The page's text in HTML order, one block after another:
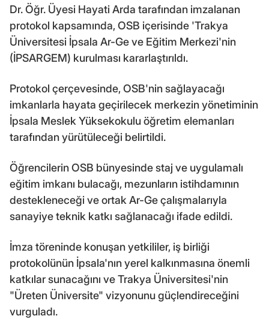
Dr. Öğr. Üyesi Hayati Arda tarafından imzalanan
protokol kapsamında, OSB içerisinde 'Trakya
Üniversitesi İpsala Ar-Ge ve Eğitim Merkezi'nin
(İPSARGEM) kurulması kararlaştırıldı.
Protokol çerçevesinde, OSB'nin sağlayacağı
imkanlarla hayata geçirilecek merkezin yönetiminin
İpsala Meslek Yüksekokulu öğretim elemanları
tarafından yürütüleceği belirtildi.
Öğrencilerin OSB bünyesinde staj ve uygulamalı
eğitim imkanı bulacağı, mezunların istihdamının
destekleneceği ve ortak Ar-Ge çalışmalarıyla
sanayiye teknik katkı sağlanacağı ifade edildi.
İmza töreninde konuşan yetkililer, iş birliği
protokolünün İpsala'nın yerel kalkınmasına önemli
katkılar sunacağını ve Trakya Üniversitesi'nin
"Üreten Üniversite" vizyonunu güçlendireceğini
vurguladı.